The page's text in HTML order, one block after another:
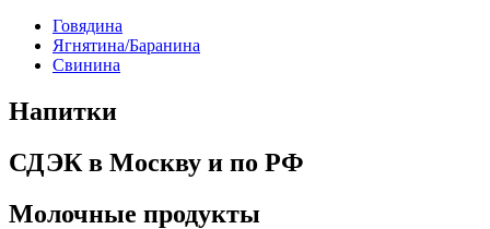
Говядина
Ягнятина/Баранина
Свинина
Напитки
СДЭК в Москву и по РФ
Молочные продукты